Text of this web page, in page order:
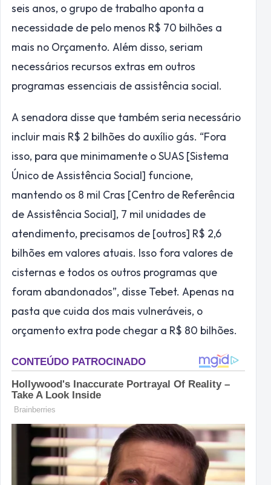
seis anos, o grupo de trabalho aponta a
necessidade de pelo menos R$ 70 bilhões a
mais no Orçamento. Além disso, seriam
necessários recursos extras em outros
programas essenciais de assistência social.
A senadora disse que também seria necessário
incluir mais R$ 2 bilhões do auxílio gás. “Fora
isso, para que minimamente o SUAS [Sistema
Único de Assistência Social] funcione,
mantendo os 8 mil Cras [Centro de Referência
de Assistência Social], 7 mil unidades de
atendimento, precisamos de [outros] R$ 2,6
bilhões em valores atuais. Isso fora valores de
cisternas e todos os outros programas que
foram abandonados”, disse Tebet. Apenas na
pasta que cuida dos mais vulneráveis, o
orçamento extra pode chegar a R$ 80 bilhões.